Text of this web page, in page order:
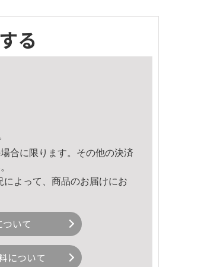
る
合に限ります。その他の決済
よって、商品のお届けにお
いて
について